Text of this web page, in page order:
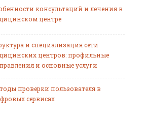
консультаций и лечения в
центре
и специализация сети
центров: профильные
и основные услуги
проверки пользователя в
сервисах